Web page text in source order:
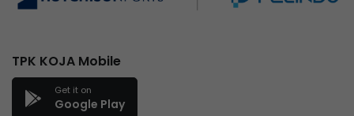
TPK KOJA Mobile
Get it on
Google Play